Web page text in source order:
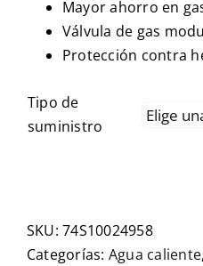
Mayor ahorro en
Válvula de gas
Protección contra
Tipo de
suministro
SKU:74S10024958
Categorías: Agua caliente,